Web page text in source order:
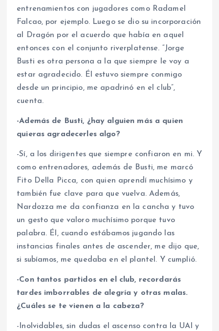
entrenamientos con jugadores como Radamel
Falcao, por ejemplo. Luego se dio su incorporación
al Dragón por el acuerdo que había en aquel
entonces con el conjunto riverplatense. “Jorge
Busti es otra persona a la que siempre le voy a
estar agradecido. Él estuvo siempre conmigo
desde un principio, me apadrinó en el club”,
cuenta.
-Además de Busti, ¿hay alguien más a quien
quieras agradecerles algo?
-Sí, a los dirigentes que siempre confiaron en mi. Y
como entrenadores, además de Busti, me marcó
Fito Della Picca, con quien aprendí muchísimo y
también fue clave para que vuelva. Además,
Nardozza me da confianza en la cancha y tuvo
un gesto que valoro muchísimo porque tuvo
palabra. Él, cuando estábamos jugando las
instancias finales antes de ascender, me dijo que,
si subíamos, me quedaba en el plantel. Y cumplió.
-Con tantos partidos en el club, recordarás
tardes imborrables de alegría y otras malas.
¿Cuáles se te vienen a la cabeza?
-Inolvidables, sin dudas el ascenso contra la UAI y